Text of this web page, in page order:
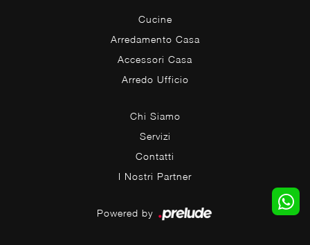
Cucine
Arredamento Casa
Accessori Casa
Arredo Ufficio
Chi Siamo
Servizi
Contatti
I Nostri Partner
Powered by